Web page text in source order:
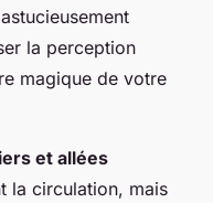
la perception
magique de votre
et allées
la circulation, mais